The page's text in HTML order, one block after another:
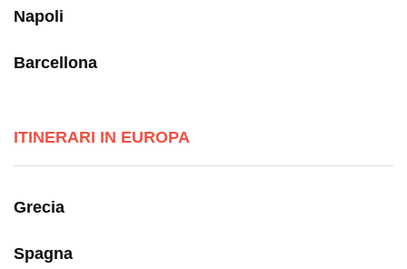
Napoli
Barcellona
ITINERARI IN EUROPA
Grecia
Spagna